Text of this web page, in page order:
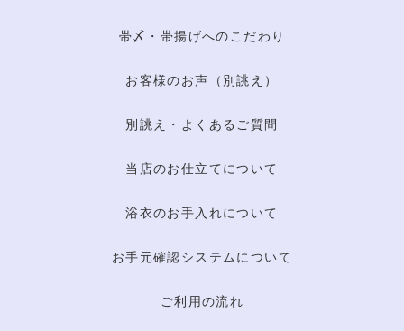
帯〆・帯揚げへのこだわり
お客様のお声（別誂え）
別誂え・よくあるご質問
当店のお仕立てについて
浴衣のお手入れについて
お手元確認システムについて
ご利用の流れ